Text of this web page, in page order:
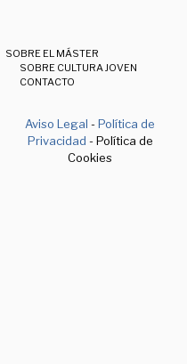
SOBRE EL MÁSTER
SOBRE CULTURA JOVEN
CONTACTO
Aviso Legal -Política de
Privacidad - Política de
Cookies